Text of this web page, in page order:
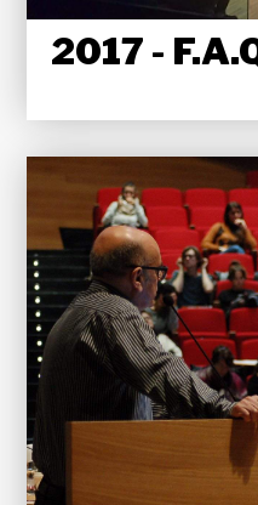
2017 -